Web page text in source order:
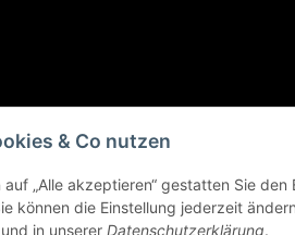
& Co nutzen
auf „Alle akzeptieren“ gestatten Sie
können die Einstellung jederzeit
und in unserer Datenschutzerklärung.
zzgl.